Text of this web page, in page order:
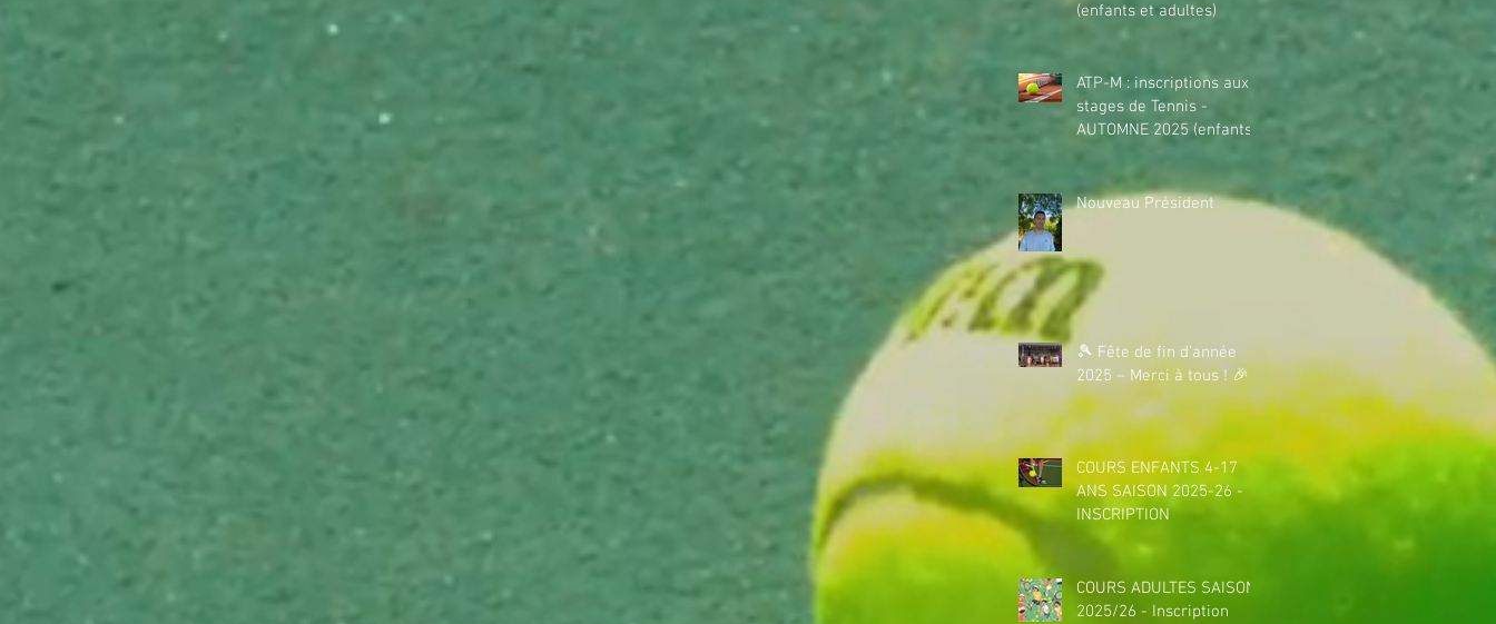
(enfants et adultes)
ATP-M : inscriptions aux
stages de Tennis -
AUTOMNE 2025 (enfants)
Nouveau Président
🎾 Fête de fin d'année
2025 – Merci à tous ! 🎉
COURS ENFANTS 4-17
ANS SAISON 2025-26 -
INSCRIPTION
COURS ADULTES SAISON
2025/26 - Inscription